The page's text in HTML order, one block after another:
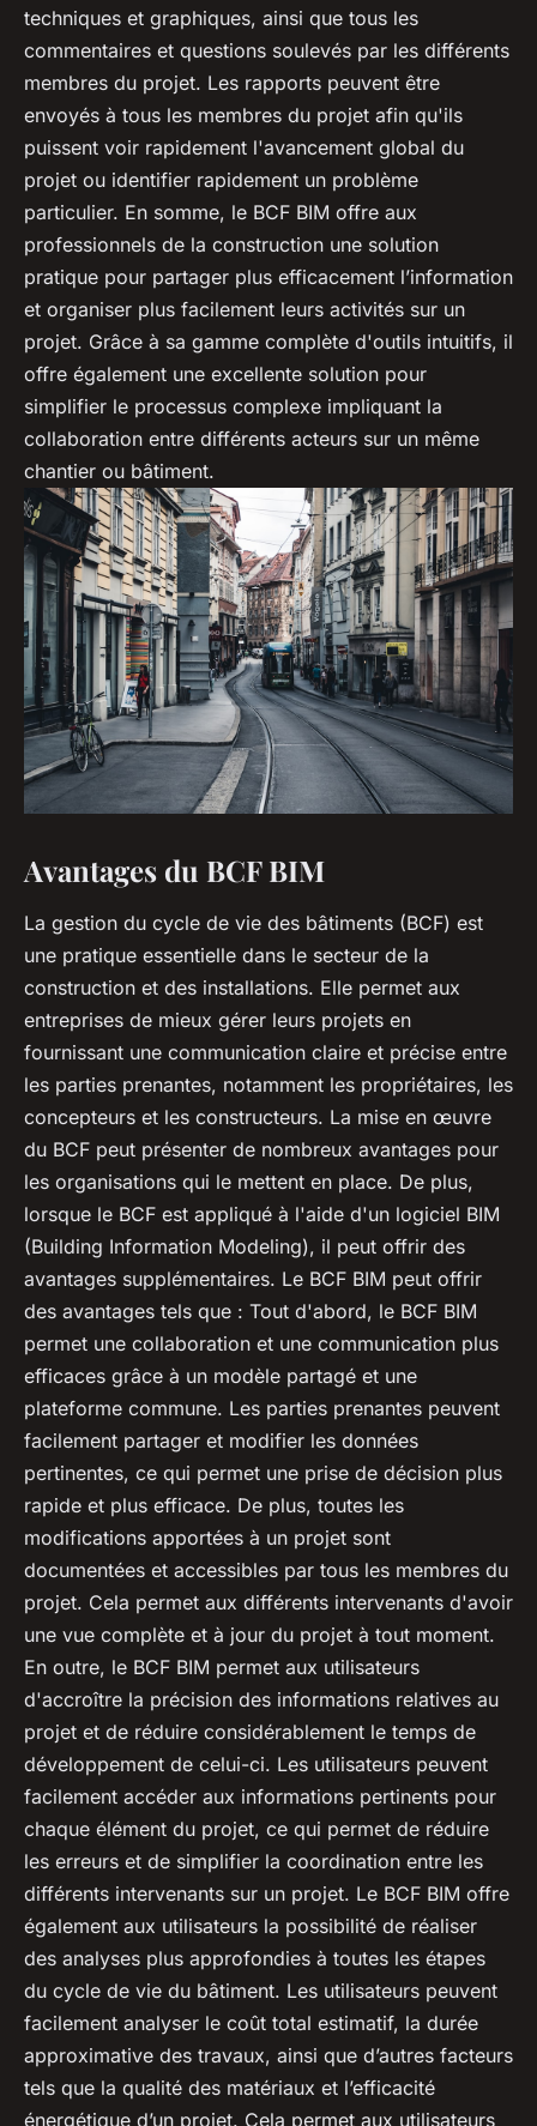
techniques et graphiques, ainsi que tous les
commentaires et questions soulevés par les différents
membres du projet. Les rapports peuvent être
envoyés à tous les membres du projet afin qu'ils
puissent voir rapidement l'avancement global du
projet ou identifier rapidement un problème
particulier. En somme, le BCF BIM offre aux
professionnels de la construction une solution
pratique pour partager plus efficacement l’information
et organiser plus facilement leurs activités sur un
projet. Grâce à sa gamme complète d'outils intuitifs, il
offre également une excellente solution pour
simplifier le processus complexe impliquant la
collaboration entre différents acteurs sur un même
chantier ou bâtiment.
Avantages du BCF BIM
La gestion du cycle de vie des bâtiments (BCF) est
une pratique essentielle dans le secteur de la
construction et des installations. Elle permet aux
entreprises de mieux gérer leurs projets en
fournissant une communication claire et précise entre
les parties prenantes, notamment les propriétaires, les
concepteurs et les constructeurs. La mise en œuvre
du BCF peut présenter de nombreux avantages pour
les organisations qui le mettent en place. De plus,
lorsque le BCF est appliqué à l'aide d'un logiciel BIM
(Building Information Modeling), il peut offrir des
avantages supplémentaires. Le BCF BIM peut offrir
des avantages tels que : Tout d'abord, le BCF BIM
permet une collaboration et une communication plus
efficaces grâce à un modèle partagé et une
plateforme commune. Les parties prenantes peuvent
facilement partager et modifier les données
pertinentes, ce qui permet une prise de décision plus
rapide et plus efficace. De plus, toutes les
modifications apportées à un projet sont
documentées et accessibles par tous les membres du
projet. Cela permet aux différents intervenants d'avoir
une vue complète et à jour du projet à tout moment.
En outre, le BCF BIM permet aux utilisateurs
d'accroître la précision des informations relatives au
projet et de réduire considérablement le temps de
développement de celui-ci. Les utilisateurs peuvent
facilement accéder aux informations pertinents pour
chaque élément du projet, ce qui permet de réduire
les erreurs et de simplifier la coordination entre les
différents intervenants sur un projet. Le BCF BIM offre
également aux utilisateurs la possibilité de réaliser
des analyses plus approfondies à toutes les étapes
du cycle de vie du bâtiment. Les utilisateurs peuvent
facilement analyser le coût total estimatif, la durée
approximative des travaux, ainsi que d’autres facteurs
tels que la qualité des matériaux et l’efficacité
énergétique d’un projet. Cela permet aux utilisateurs